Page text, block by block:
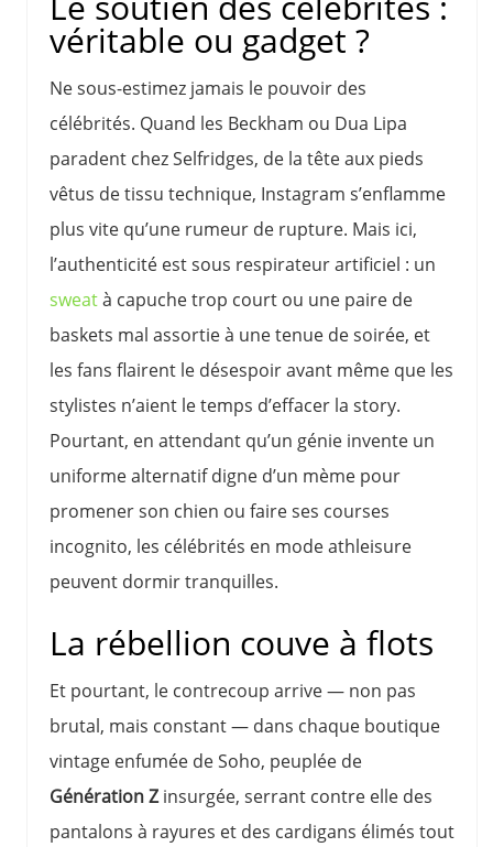
véritable ou gadget ?
Ne sous-estimez jamais le pouvoir des
célébrités. Quand les Beckham ou Dua Lipa
paradent chez Selfridges, de la tête aux pieds
vêtus de tissu technique, Instagram s’enflamme
plus vite qu’une rumeur de rupture. Mais ici,
l’authenticité est sous respirateur artificiel : un
sweatà capuche trop court ou une paire de
baskets mal assortie à une tenue de soirée, et
les fans flairent le désespoir avant même que les
stylistes n’aient le temps d’effacer la story.
Pourtant, en attendant qu’un génie invente un
uniforme alternatif digne d’un mème pour
promener son chien ou faire ses courses
incognito, les célébrités en mode athleisure
peuvent dormir tranquilles.
La rébellion couve à flots
Et pourtant, le contrecoup arrive — non pas
brutal, mais constant — dans chaque boutique
vintage enfumée de Soho, peuplée de
Génération Zinsurgée, serrant contre elle des
pantalons à rayures et des cardigans élimés tout